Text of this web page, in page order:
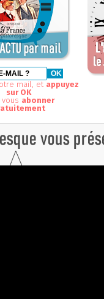
mail, et appuyez
sur OK
abonner